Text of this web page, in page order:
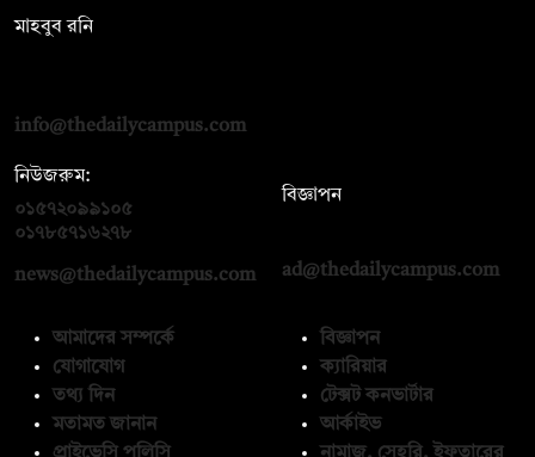
মাহবুব রনি
info@thedailycampus.com
নিউজরুম:
০১৫৭২০৯৯১০৫
০১৭৮৫৭১৬২৭৮
news@thedailycampus.com
বিজ্ঞাপন
ad@thedailycampus.com
আমাদের সম্পর্কে
যোগাযোগ
তথ্য দিন
মতামত জানান
প্রাইভেসি পলিসি
বিজ্ঞাপন
ক্যারিয়ার
টেক্সট কনভার্টার
আর্কাইভ
নামাজ, সেহরি, ইফতারের